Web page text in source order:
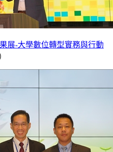
展-大學數位轉型實務與行動